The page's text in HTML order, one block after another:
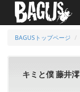
BAGUSトップページ
キミと僕 藤井澪